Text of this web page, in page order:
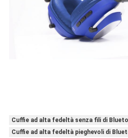
Cuffie ad alta fedeltà senza fili di
Cuffie ad alta fedeltà pieghevoli di